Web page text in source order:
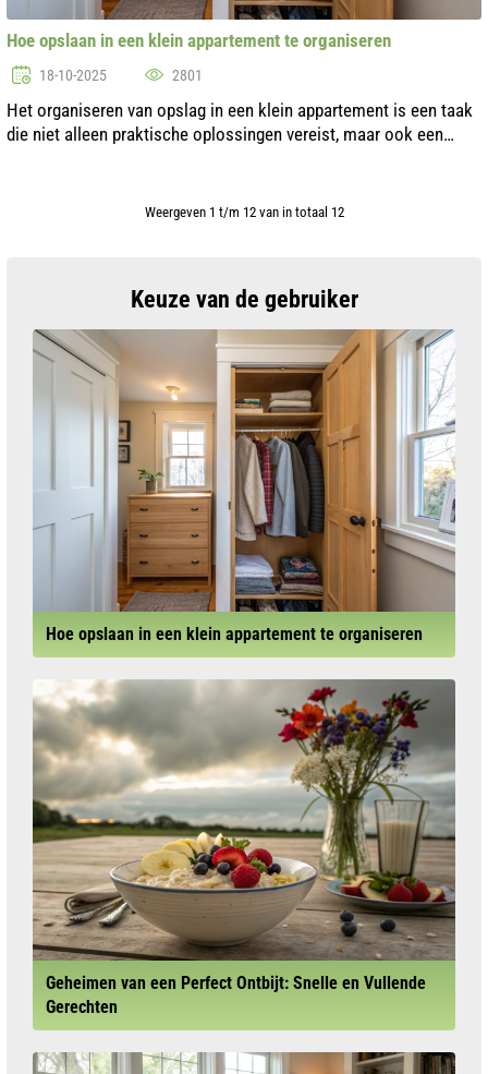
Hoe opslaan in een klein appartement te organiseren
18-10-2025 2801
Het organiseren van opslag in een klein appartement is een taak
die niet alleen praktische oplossingen vereist, maar ook een
Weergeven 1 t/m 12 van in totaal 12
Keuze van de gebruiker
Hoe opslaan in een klein appartement te organiseren
Geheimen van een Perfect Ontbijt: Snelle en Vullende
Gerechten